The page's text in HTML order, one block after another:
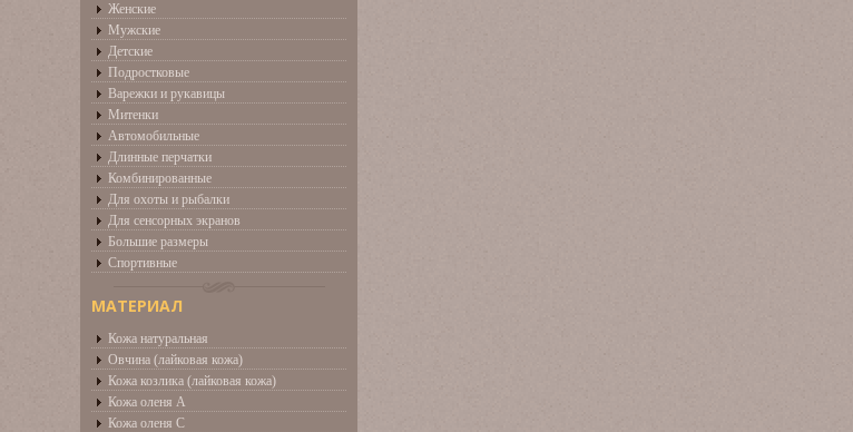
Женские
Мужские
Детские
Подростковые
Варежки и рукавицы
Митенки
Автомобильные
Длинные перчатки
Комбинированные
Для охоты и рыбалки
Для сенсорных экранов
Большие размеры
Спортивные
МАТЕРИАЛ
Кожа натуральная
Овчина (лайковая кожа)
Кожа козлика (лайковая кожа)
Кожа оленя А
Кожа оленя С